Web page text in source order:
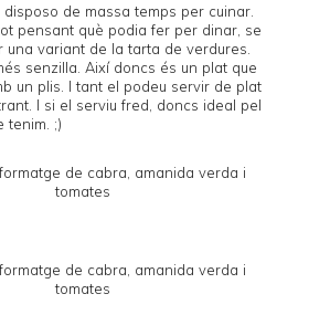
disposo de massa temps per cuinar.
pensant què podia fer per dinar, se
una variant de latarta de verdures
senzilla. Així doncs és un plat que
un plis. I tant el podeu servir de plat
I si el serviu fred, doncs ideal pel
tenim. ;)